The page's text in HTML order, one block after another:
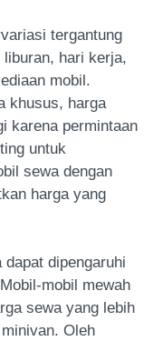
tergantung
hari kerja,
mobil.
khusus, harga
karena permintaan
untuk
sewa dengan
harga yang
dipengaruhi
mobil mewah
sewa yang lebih
Oleh